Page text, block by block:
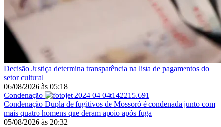
Decisão Justiça determina transparência na lista de pagamentos do
setor cultural
06/08/2026 às 05:18
Condenação
Condenação Dupla de fugitivos de Mossoró é condenada junto com
mais quatro homens que deram apoio após fuga
05/08/2026 às 20:32